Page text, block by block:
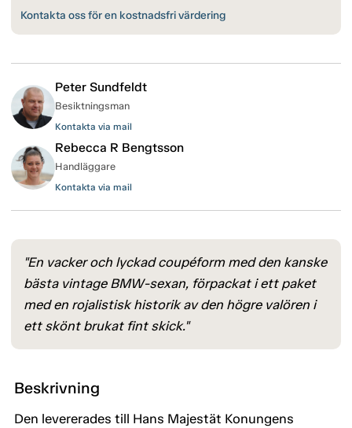
Kontakta oss för en kostnadsfri värdering
Peter Sundfeldt
Besiktningsman
Kontakta via mail
Rebecca R Bengtsson
Handläggare
Kontakta via mail
"En vacker och lyckad coupéform med den kanske
bästa vintage BMW-sexan, förpackat i ett paket
med en rojalistisk historik av den högre valören i
ett skönt brukat fint skick."
Beskrivning
Den levererades till Hans Majestät Konungens